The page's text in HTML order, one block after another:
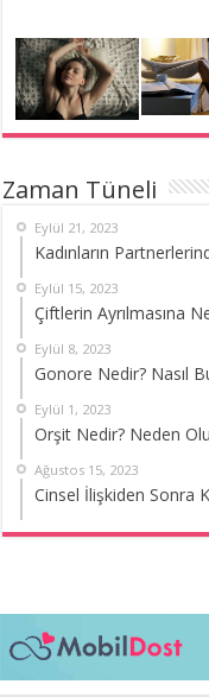
Zaman Tüneli
Eylül 21, 2023
Kadınların
Eylül 15, 2023
Çiftlerin Ayrılmasına
Eylül 8, 2023
Gonore Nedir? Nasıl
Eylül 1, 2023
Orşit Nedir? Neden
Ağustos 15, 2023
Cinsel İlişkiden Sonra